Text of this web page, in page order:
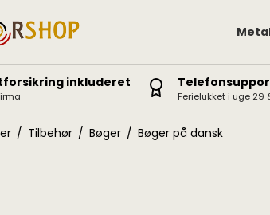
Icon / Icon X
inkluderet
Ferielukket i uge 29
/ Tilbehør / Bøger / Bøger på dansk